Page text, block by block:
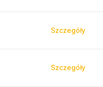
Szczegóły
Szczegóły